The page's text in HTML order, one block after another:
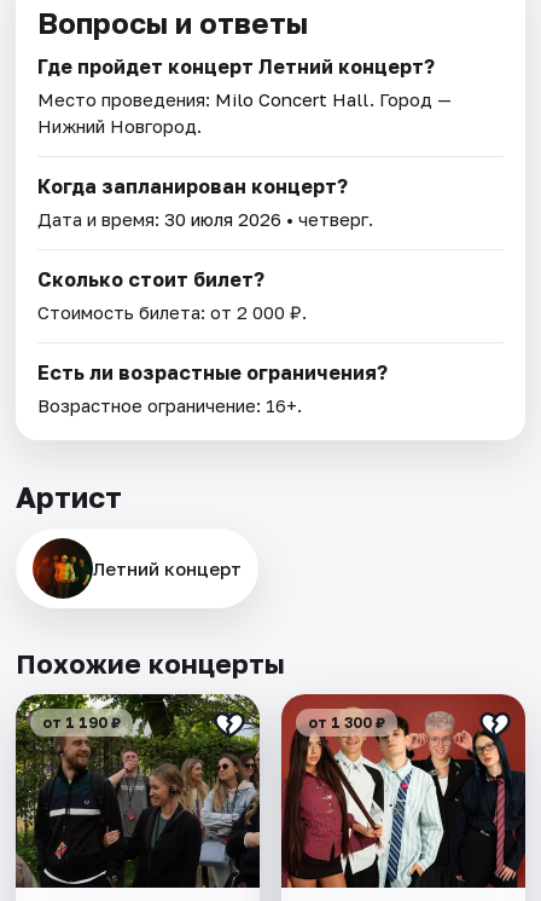
Вопросы и ответы
Где пройдет концерт Летний концерт?
Место проведения: Milo Concert Hall. Город —
Нижний Новгород.
Когда запланирован концерт?
Дата и время:30 июля 2026 • четверг.
Сколько стоит билет?
Стоимость билета: от 2 000 ₽.
Есть ли возрастные ограничения?
Возрастное ограничение: 16+.
Артист
Летний концерт
Похожие концерты
от 1 190 ₽ от 1 300 ₽